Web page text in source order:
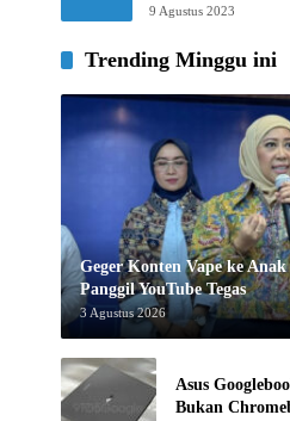
9 Agustus 2023
Trending Minggu ini
Geger Konten Vape ke
Panggil YouTube Tegas
3 Agustus 2026
Asus
Bukan